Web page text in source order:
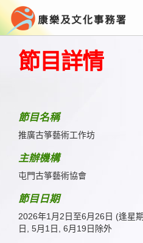
節目詳情
節目名稱
推廣古箏藝術工作坊
主辦機構
屯門古箏藝術協會
節目日期
2026年1月2日至6月26日 (逢星
日, 5月1日, 6月19日除外